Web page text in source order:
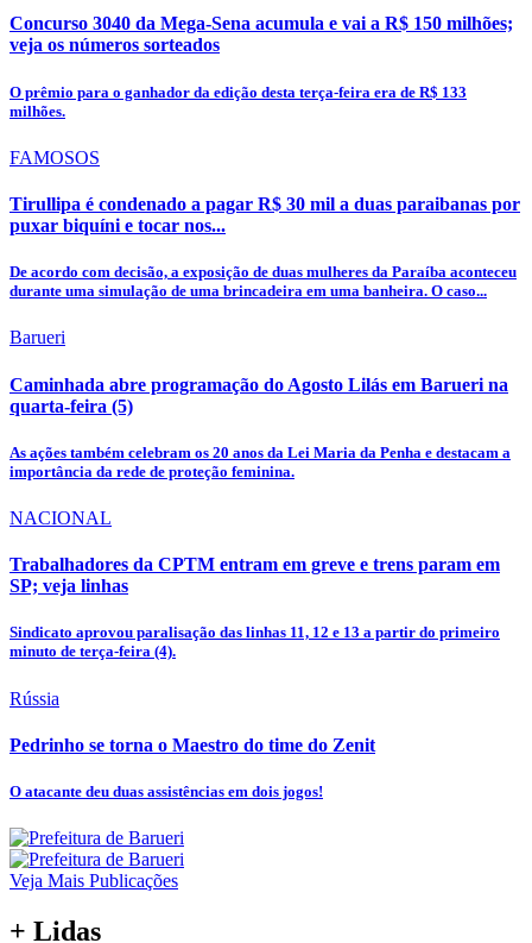
Concurso 3040 da Mega-Sena acumula e vai a R$ 150 milhões;
veja os números sorteados
O prêmio para o ganhador da edição desta terça-feira era de R$ 133
milhões.
FAMOSOS
Tirullipa é condenado a pagar R$ 30 mil a duas paraibanas por
puxar biquíni e tocar nos...
De acordo com decisão, a exposição de duas mulheres da Paraíba aconteceu
durante uma simulação de uma brincadeira em uma banheira. O caso...
Barueri
Caminhada abre programação do Agosto Lilás em Barueri na
quarta-feira (5)
As ações também celebram os 20 anos da Lei Maria da Penha e destacam a
importância da rede de proteção feminina.
NACIONAL
Trabalhadores da CPTM entram em greve e trens param em
SP; veja linhas
Sindicato aprovou paralisação das linhas 11, 12 e 13 a partir do primeiro
minuto de terça-feira (4).
Rússia
Pedrinho se torna o Maestro do time do Zenit
O atacante deu duas assistências em dois jogos!
Veja Mais Publicações
+ Lidas